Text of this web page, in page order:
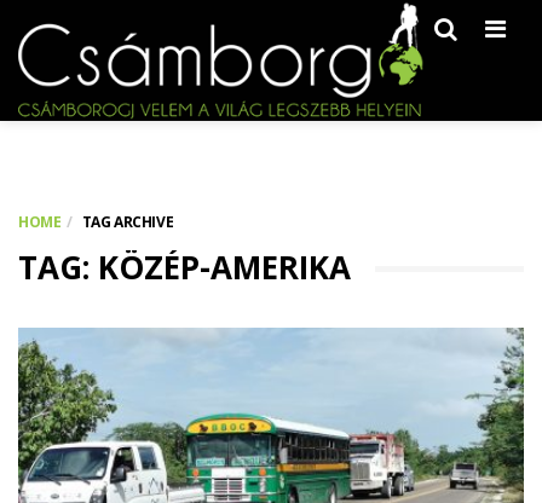
HOME TAG ARCHIVE
TAG: KÖZÉP-AMERIKA